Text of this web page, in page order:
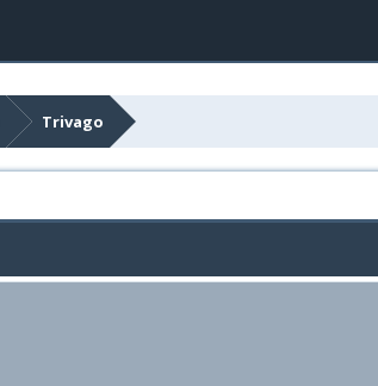
Trivago